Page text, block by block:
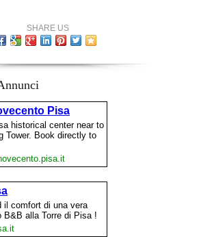
SHARE US